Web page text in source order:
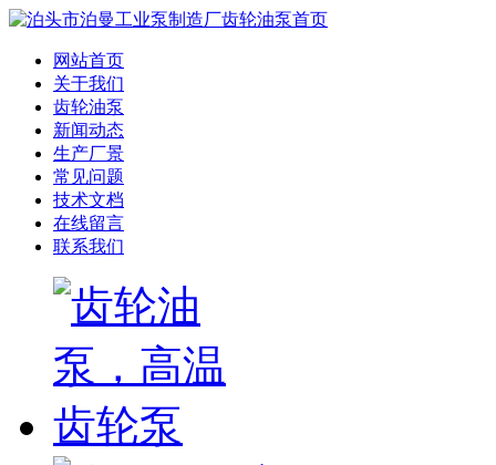
网站首页
关于我们
齿轮油泵
新闻动态
生产厂景
常见问题
技术文档
在线留言
联系我们